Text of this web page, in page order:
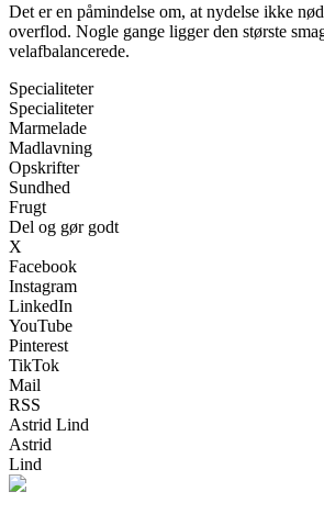
Det er en påmindelse om, at nydelse ikke
overflod. Nogle gange ligger den største
velafbalancerede.
Specialiteter
Specialiteter
Marmelade
Madlavning
Opskrifter
Sundhed
Frugt
Del og gør godt
X
Facebook
Instagram
LinkedIn
YouTube
Pinterest
TikTok
Mail
RSS
Astrid Lind
Astrid
Lind